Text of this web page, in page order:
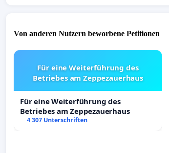
Von anderen Nutzern beworbene Petitionen
Für eine Weiterführung des
Betriebes am Zeppezauerhaus
Für eine Weiterführung des
Betriebes am Zeppezauerhaus
4 307 Unterschriften